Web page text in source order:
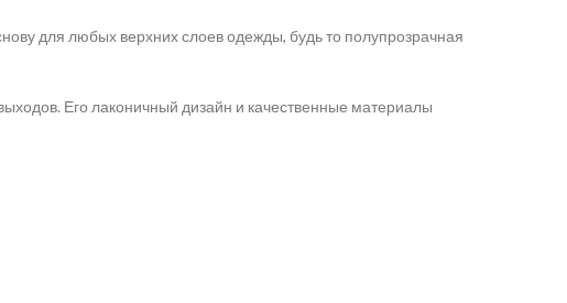
для любых верхних слоев одежды, будь то полупрозрачная
Его лаконичный дизайн и качественные материалы